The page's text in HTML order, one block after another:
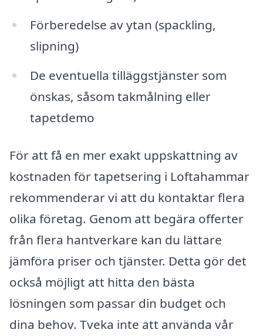
Förberedelse av ytan (spackling,
slipning)
De eventuella tilläggstjänster som
önskas, såsom takmålning eller
tapetdemo
För att få en mer exakt uppskattning av
kostnaden för tapetsering i Loftahammar
rekommenderar vi att du kontaktar flera
olika företag. Genom att begära offerter
från flera hantverkare kan du lättare
jämföra priser och tjänster. Detta gör det
också möjligt att hitta den bästa
lösningen som passar din budget och
dina behov. Tveka inte att använda vår